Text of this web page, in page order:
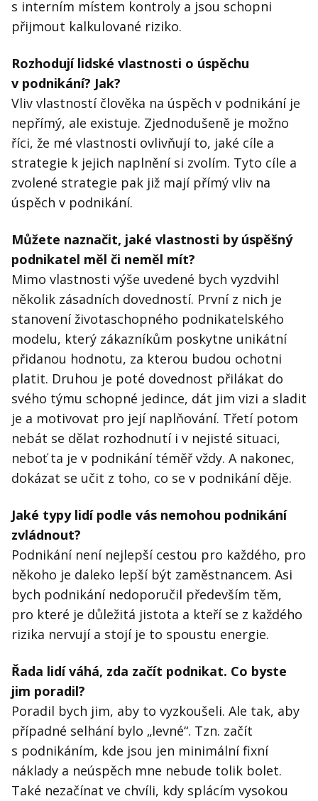
s interním místem kontroly a jsou schopni
přijmout kalkulované riziko.
Rozhodují lidské vlastnosti o úspěchu
v podnikání? Jak?
Vliv vlastností člověka na úspěch v podnikání je
nepřímý, ale existuje. Zjednodušeně je možno
říci, že mé vlastnosti ovlivňují to, jaké cíle a
strategie k jejich naplnění si zvolím. Tyto cíle a
zvolené strategie pak již mají přímý vliv na
úspěch v podnikání.
Můžete naznačit, jaké vlastnosti by úspěšný
podnikatel měl či neměl mít?
Mimo vlastnosti výše uvedené bych vyzdvihl
několik zásadních dovedností. První z nich je
stanovení životaschopného podnikatelského
modelu, který zákazníkům poskytne unikátní
přidanou hodnotu, za kterou budou ochotni
platit. Druhou je poté dovednost přilákat do
svého týmu schopné jedince, dát jim vizi a sladit
je a motivovat pro její naplňování. Třetí potom
nebát se dělat rozhodnutí i v nejisté situaci,
neboť ta je v podnikání téměř vždy. A nakonec,
dokázat se učit z toho, co se v podnikání děje.
Jaké typy lidí podle vás nemohou podnikání
zvládnout?
Podnikání není nejlepší cestou pro každého, pro
někoho je daleko lepší být zaměstnancem. Asi
bych podnikání nedoporučil především těm,
pro které je důležitá jistota a kteří se z každého
rizika nervují a stojí je to spoustu energie.
Řada lidí váhá, zda začít podnikat. Co byste
jim poradil?
Poradil bych jim, aby to vyzkoušeli. Ale tak, aby
případné selhání bylo „levné“. Tzn. začít
s podnikáním, kde jsou jen minimální fixní
náklady a neúspěch mne nebude tolik bolet.
Také nezačínat ve chvíli, kdy splácím vysokou